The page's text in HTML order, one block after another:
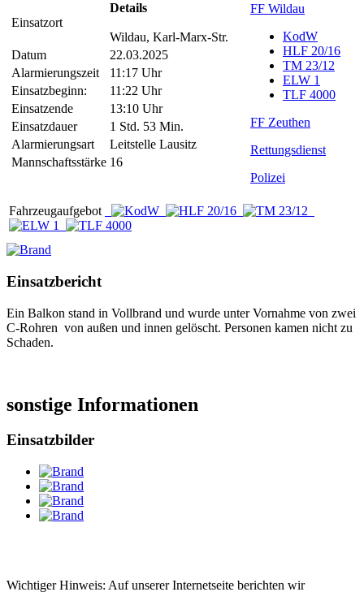
Einsatzort
Details
Wildau, Karl-Marx-Str.
Datum
22.03.2025
Alarmierungszeit
11:17 Uhr
Einsatzbeginn:
11:22 Uhr
Einsatzende
13:10 Uhr
Einsatzdauer
1 Std. 53 Min.
Alarmierungsart
Leitstelle Lausitz
Mannschaftsstärke 16
FF Wildau
KodW
HLF 20/16
TM 23/12
ELW 1
TLF 4000
FF Zeuthen
Rettungsdienst
Polizei
Fahrzeugaufgebot
Einsatzbericht
Ein Balkon stand in Vollbrand und wurde unter Vornahme von zwei
C-Rohren von außen und innen gelöscht. Personen kamen nicht zu
Schaden.
sonstige Informationen
Einsatzbilder
Wichtiger Hinweis: Auf unserer Internetseite berichten wir